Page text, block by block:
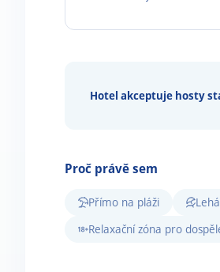
Hotel akceptuje hosty
Proč právě sem
Přímo na pláži
Relaxační zóna pro